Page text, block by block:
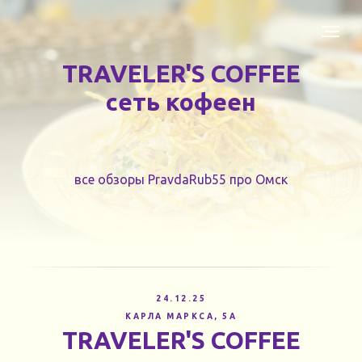
TRAVELER'S COFFEE
сеть кофеен
все обзоры PravdaRub55 про Омск
24.12.25
КАРЛА МАРКСА, 5А
TRAVELER'S COFFEE